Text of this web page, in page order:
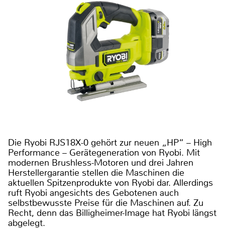
Die Ryobi RJS18X-0 gehört zur neuen „HP“ – High
Performance – Gerätegeneration von Ryobi. Mit
modernen Brushless-Motoren und drei Jahren
Herstellergarantie stellen die Maschinen die
aktuellen Spitzenprodukte von Ryobi dar. Allerdings
ruft Ryobi angesichts des Gebotenen auch
selbstbewusste Preise für die Maschinen auf. Zu
Recht, denn das Billigheimer-Image hat Ryobi längst
abgelegt.